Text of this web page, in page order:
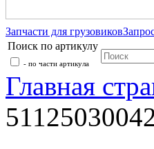
Запчасти для грузовиков
Поиск по артикулу
- по части артикула
Главная